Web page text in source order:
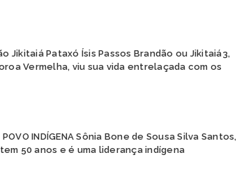
Jikitaiá Pataxó Ísis Passos Brandão ou Jikitaiá3,
Vermelha, viu sua vida entrelaçada com os
POVO INDÍGENA Sônia Bone de Sousa Silva Santos,
50 anos e é uma liderança indígena